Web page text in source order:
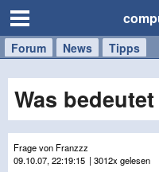
Forum News Tipps
Handy
Tablet
Windows
Mac
Was
Frage von Franzzz
09.10.07, 22:19:15 | 3012x gelesen